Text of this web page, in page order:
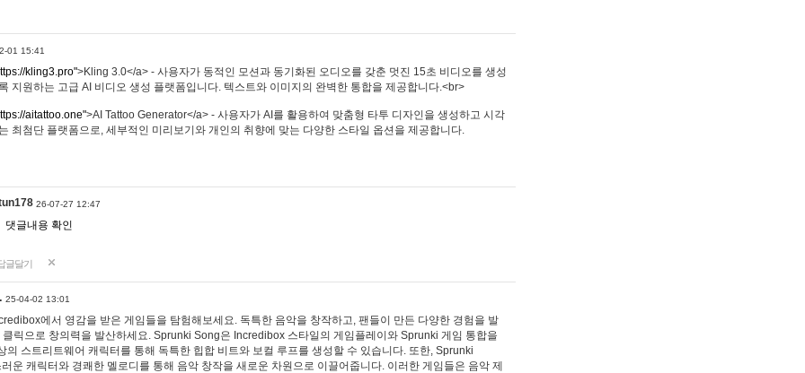
01 15:41
kling3.pro">Kling 3.0</a> - 사용자가 동적인 모션과 동기화된 오디오를 갖춘 멋진 15초 비디오를 생성
지원하는 고급 AI 비디오 생성 플랫폼입니다. 텍스트와 이미지의 완벽한 통합을 제공합니다.<br>
aitattoo.one">AI Tattoo Generator</a> - 사용자가 AI를 활용하여 맞춤형 타투 디자인을 생성하고 시각
최첨단 플랫폼으로, 세부적인 미리보기와 개인의 취향에 맞는 다양한 스타일 옵션을 제공합니다.
26-07-27 12:47
댓글내용 확인
글달기
25-04-02 13:01
에서 영감을 받은 게임들을 탐험해보세요. 독특한 음악을 창작하고, 팬들이 만든 다양한 경험을 발
클릭으로 창의력을 발산하세요. Sprunki Song은 Incredibox 스타일의 게임플레이와 Sprunki 게임 통합을
의 스트리트웨어 캐릭터를 통해 독특한 힙합 비트와 보컬 루프를 생성할 수 있습니다. 또한, Sprunki
운 캐릭터와 경쾌한 멜로디를 통해 음악 창작을 새로운 차원으로 이끌어줍니다. 이러한 게임들은 음악 제